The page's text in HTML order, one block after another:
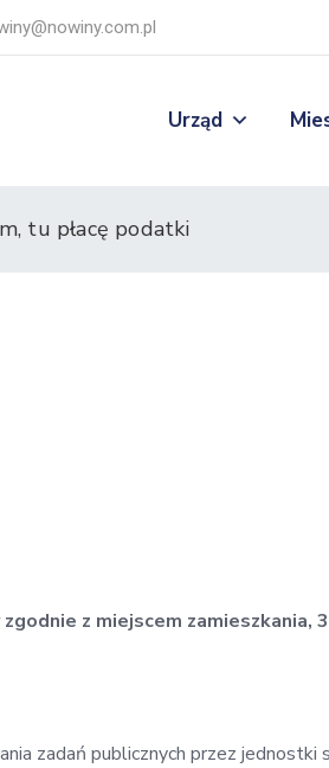
Urząd
tu płacę podatki
z miejscem zamieszkania,
zadań publicznych przez